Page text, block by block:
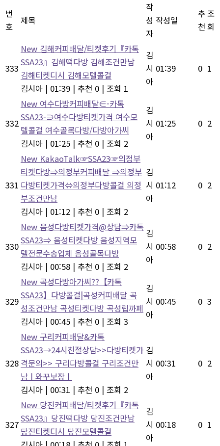
번
호
제목
작
성
자
작성일
추
천
조
회
333
New 김해커피배달/티켓후기『카톡
SSA23』김해떡다방 김해조건만남
김해티켓디시 김해모텔콜걸
김시아 | 01:39 | 추천 0 | 조회 1
김
시
아
01:39 0 1
332
New 여수다방커피배달∈-카톡
SSA23-∋여수다방티켓가격 여수모
텔콜걸 여수골목다방/다방아가씨
김시아 | 01:25 | 추천 0 | 조회 2
김
시
아
01:25 0 2
331
New KakaoTalk☞SSA23☞의정부
티켓다방⇒의정부커피배달 ⇒의정부
다방티켓가격⇔의정부다방콜걸 의정
부조건만남
김시아 | 01:12 | 추천 0 | 조회 2
김
시
아
01:12 0 2
330
New 음성다방티켓가격@상담⇒카톡
SSA23⇒ 음성티켓다방 음성지역모
텔전문수송업체 음성골목다방
김시아 | 00:58 | 추천 0 | 조회 2
김
시
아
00:58 0 2
329
New 곡성다방아가씨??【카톡
SSA23】다방콜걸|곡성커피배달 곡
성조건만남 곡성티켓다방 곡성립까페
김시아 | 00:45 | 추천 0 | 조회 3
김
시
아
00:45 0 3
328
New 구리커피배달&카톡
SSA23→24시친절상담>>다방티켓가
격문의>> 구리다방콜걸 구리조건만
남ㅣ와꾸보장ㅣ
김시아 | 00:31 | 추천 0 | 조회 2
김
시
아
00:31 0 2
327
New 당진커피배달/티켓후기『카톡
SSA23』당진떡다방 당진조건만남
당진티켓디시 당진모텔콜걸
김
시
아
00:18 0 1